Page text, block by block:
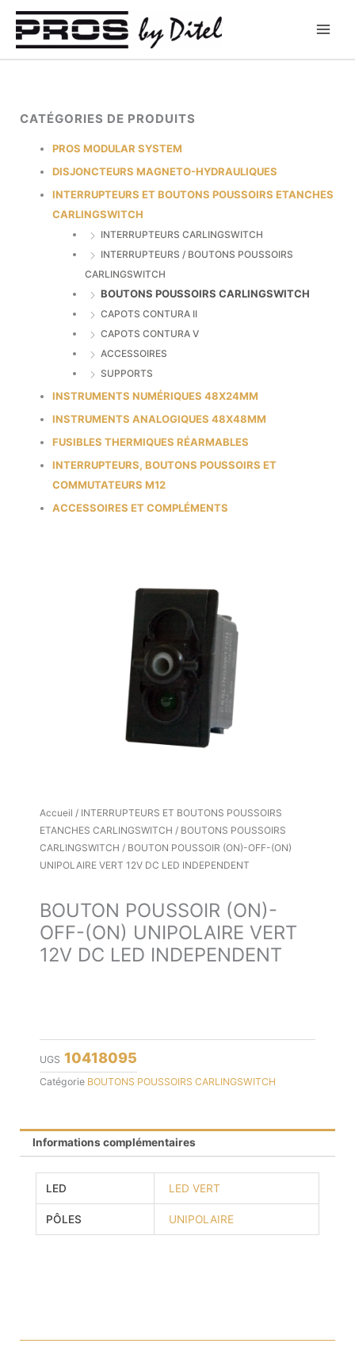
Aller
contenu
CATÉGORIES DE PRODUITS
PROS MODULAR SYSTEM
DISJONCTEURS MAGNETO-HYDRAULIQUES
INTERRUPTEURS ET BOUTONS POUSSOIRS ETANCHES
CARLINGSWITCH
INTERRUPTEURS CARLINGSWITCH
INTERRUPTEURS / BOUTONS POUSSOIRS
CARLINGSWITCH
BOUTONS POUSSOIRS CARLINGSWITCH
CAPOTS CONTURA II
CAPOTS CONTURA V
ACCESSOIRES
SUPPORTS
INSTRUMENTS NUMÉRIQUES 48X24MM
INSTRUMENTS ANALOGIQUES 48X48MM
FUSIBLES THERMIQUES RÉARMABLES
INTERRUPTEURS, BOUTONS POUSSOIRS ET
COMMUTATEURS M12
ACCESSOIRES ET COMPLÉMENTS
Accueil / INTERRUPTEURS ET BOUTONS POUSSOIRS
ETANCHES CARLINGSWITCH / BOUTONS POUSSOIRS
CARLINGSWITCH / BOUTON POUSSOIR (ON)-OFF-(ON)
UNIPOLAIRE VERT 12V DC LED INDEPENDENT
BOUTON POUSSOIR (ON)-
OFF-(ON) UNIPOLAIRE VERT
12V DC LED INDEPENDENT
UGS 10418095
Catégorie BOUTONS POUSSOIRS CARLINGSWITCH
Informations complémentaires
LED LED VERT
PÔLES UNIPOLAIRE